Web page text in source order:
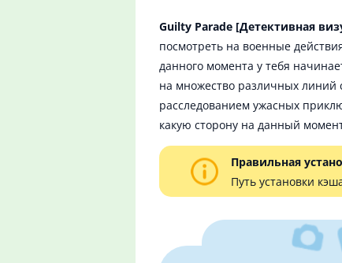
Guilty Parade [Детективная
посмотреть на военные
данного момента у тебя
на множество различных
расследованием ужасных
какую сторону на данный
Правильная
Путь установки